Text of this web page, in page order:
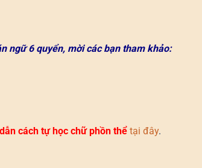
ngữ 6 quyển, mời các bạn tham khảo:
cách tự học chữ phồn thể tại đây.